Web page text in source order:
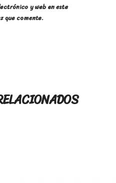
y web en este
que comente.